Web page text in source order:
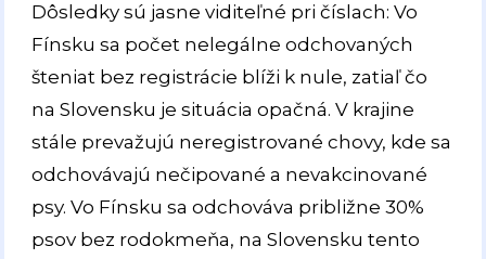
Dôsledky sú jasne viditeľné pri číslach: Vo
Fínsku sa počet nelegálne odchovaných
šteniat bez registrácie blíži k nule, zatiaľ čo
na Slovensku je situácia opačná. V krajine
stále prevažujú neregistrované chovy, kde sa
odchovávajú nečipované a nevakcinované
psy. Vo Fínsku sa odchováva približne 30%
psov bez rodokmeňa, na Slovensku tento